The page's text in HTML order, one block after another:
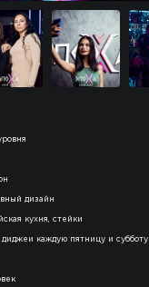
дизайн
кухня, стейки
каждую пятницу и субботу